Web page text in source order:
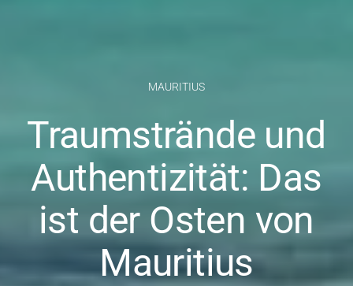
MAURITIUS
Traumstrände und
Authentizität: Das
ist der Osten von
Mauritius